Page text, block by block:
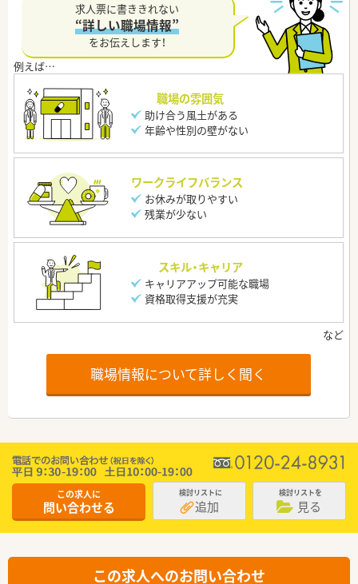
求人票に書ききれない
“詳しい職場情報”
をお伝えします！
職場の雰囲気
助け合う風土がある
年齢や性別の壁がない
ワークライフバランス
お休みが取りやすい
残業が少ない
スキル・キャリア
キャリアアップ可能な職場
資格取得支援が充実
職場情報について詳しく聞く
この求人に
問い合わせる
検討リストに
追加
検討リストを
見る
この求人へのお問い合わせ